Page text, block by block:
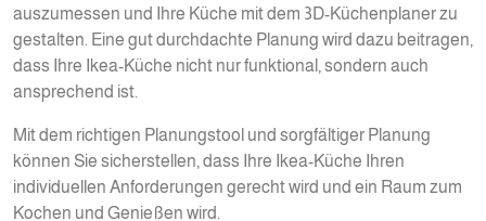
auszumessen und Ihre Küche mit dem 3D-Küchenplaner zu
gestalten. Eine gut durchdachte Planung wird dazu beitragen,
dass Ihre Ikea-Küche nicht nur funktional, sondern auch
ansprechend ist.
Mit dem richtigen Planungstool und sorgfältiger Planung
können Sie sicherstellen, dass Ihre Ikea-Küche Ihren
individuellen Anforderungen gerecht wird und ein Raum zum
Kochen und Genießen wird.